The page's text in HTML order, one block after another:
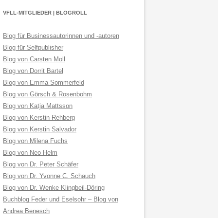
VFLL-MITGLIEDER | BLOGROLL
Blog für Businessautorinnen und -autoren
Blog für Selfpublisher
Blog von Carsten Moll
Blog von Dorrit Bartel
Blog von Emma Sommerfeld
Blog von Görsch & Rosenbohm
Blog von Katja Mattsson
Blog von Kerstin Rehberg
Blog von Kerstin Salvador
Blog von Milena Fuchs
Blog von Neo Helm
Blog von Dr. Peter Schäfer
Blog von Dr. Yvonne C. Schauch
Blog von Dr. Wenke Klingbeil-Döring
Buchblog Feder und Eselsohr – Blog von
Andrea Benesch